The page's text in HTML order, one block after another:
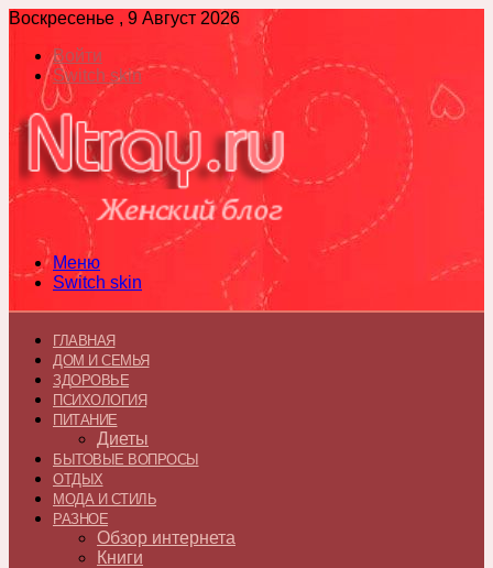
Воскресенье , 9 Август 2026
Войти
Switch skin
Меню
Switch skin
ГЛАВНАЯ
ДОМ И СЕМЬЯ
ЗДОРОВЬЕ
ПСИХОЛОГИЯ
ПИТАНИЕ
Диеты
БЫТОВЫЕ ВОПРОСЫ
ОТДЫХ
МОДА И СТИЛЬ
РАЗНОЕ
Обзор интернета
Книги